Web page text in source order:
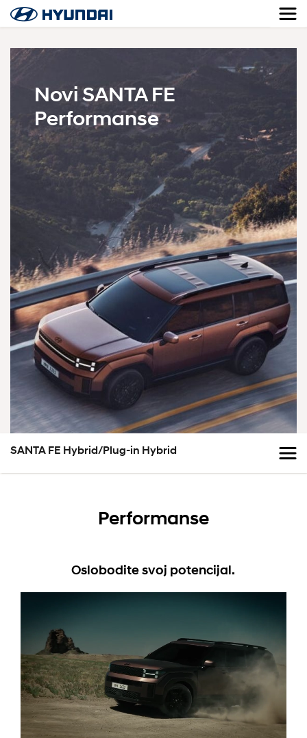
Novi SANTA FE
Performanse
SANTA FE Hybrid/Plug-in Hybrid
Performanse
Oslobodite svoj potencijal.